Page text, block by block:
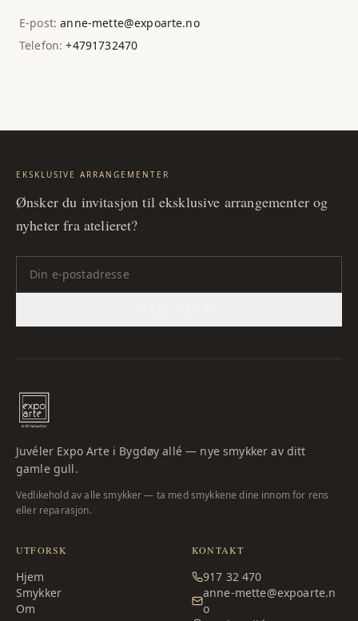
E-post: anne-mette@expoarte.no
Telefon: +4791732470
EKSKLUSIVE ARRANGEMENTER
Ønsker du invitasjon til eksklusive arrangementer og
nyheter fra atelieret?
Juvéler Expo Arte i Bygdøy allé — nye smykker av ditt
gamle gull.
Vedlikehold av alle smykker — ta med smykkene dine innom for rens
eller reparasjon.
UTFORSK
Hjem
Smykker
Om
KONTAKT
917 32 470
anne-mette@expoarte.n
o